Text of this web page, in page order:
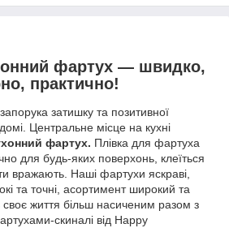
фартух — швидко,
практично!
затишку та позитивної
Центральне місце на кухні
фартух. Плівка для фартуха
для будь-яких поверхонь, клеїться
вражають. Наші фартухи яскраві,
та точні, асортимент широкий та
своє життя більш насиченим разом з
скиналі від Happy